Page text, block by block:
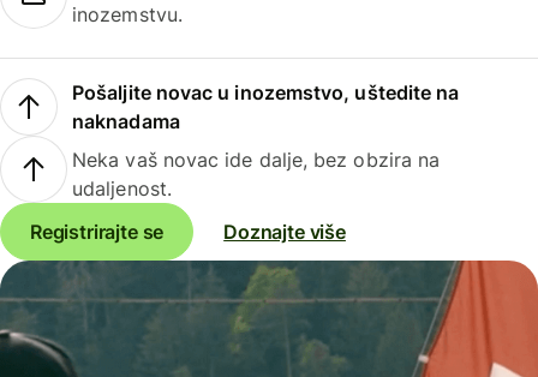
inozemstvu.
Pošaljite novac u inozemstvo, uštedite na
naknadama
Neka vaš novac ide dalje, bez obzira na
udaljenost.
Registrirajte se
Doznajte više